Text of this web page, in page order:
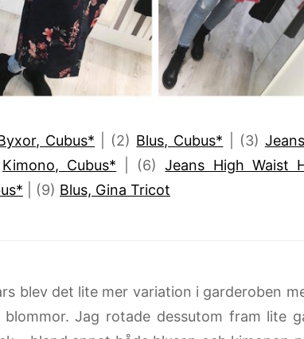
Cubus* | (2) Blus, Cubus* | (3)
Kimono, Cubus* | (6)Jeans High Waist
| (9) Blus, Gina Tricot
blev det lite mer variation i garderoben
blommor. Jag rotade dessutom fram lite